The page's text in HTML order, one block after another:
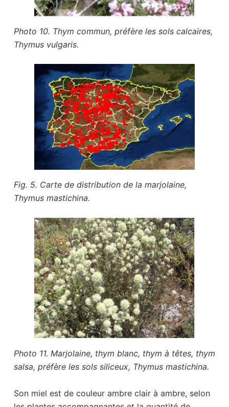
Photo 10. Thym commun, préfère les sols calcaires,
Thymus vulgaris.
Fig. 5. Carte de distribution de la marjolaine,
Thymus mastichina.
Photo 11. Marjolaine, thym blanc, thym à têtes, thym
salsa, préfère les sols siliceux, Thymus mastichina.
Son miel est de couleur ambre clair à ambre, selon